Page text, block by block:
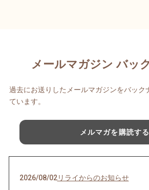
メールマガジン バッ
過去にお送りしたメールマガジンをバック
ています。
メルマガを購読する
2026/08/02リライからのお知らせ